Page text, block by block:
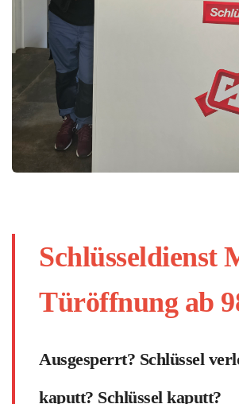
Schlüsseldienst
Türöffnung ab
Ausgesperrt? Schlüssel
kaputt? Schlüssel kaputt?